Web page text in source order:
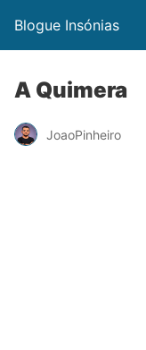
Blogue Insónias
A Quimera
JoaoPinheiro